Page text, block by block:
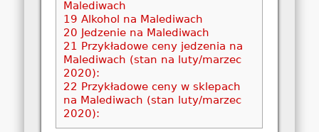
Malediwach
19 Alkohol na Malediwach
20 Jedzenie na Malediwach
21 Przykładowe ceny jedzenia na
Malediwach (stan na luty/marzec
2020):
22 Przykładowe ceny w sklepach
na Malediwach (stan luty/marzec
2020):